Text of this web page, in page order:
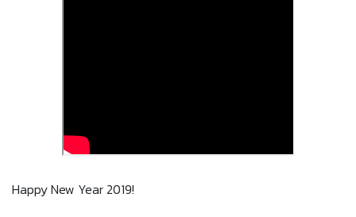
Happy New Year 2019!